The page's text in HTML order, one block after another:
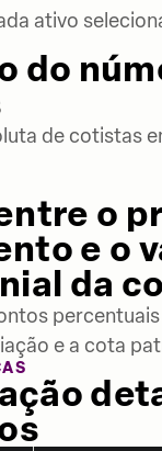
ativo
do
de cotistas
o
e o
da
e a cota